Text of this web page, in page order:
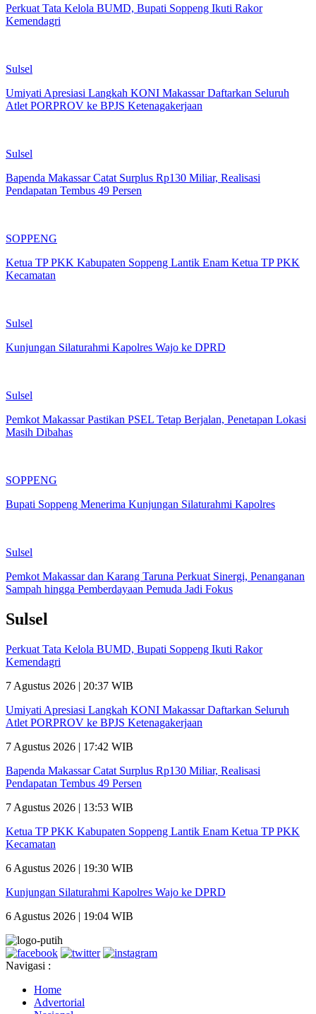
Perkuat Tata Kelola BUMD, Bupati Soppeng Ikuti Rakor
Kemendagri
Sulsel
Umiyati Apresiasi Langkah KONI Makassar Daftarkan Seluruh
Atlet PORPROV ke BPJS Ketenagakerjaan
Sulsel
Bapenda Makassar Catat Surplus Rp130 Miliar, Realisasi
Pendapatan Tembus 49 Persen
SOPPENG
Ketua TP PKK Kabupaten Soppeng Lantik Enam Ketua TP PKK
Kecamatan
Sulsel
Kunjungan Silaturahmi Kapolres Wajo ke DPRD
Sulsel
Pemkot Makassar Pastikan PSEL Tetap Berjalan, Penetapan Lokasi
Masih Dibahas
SOPPENG
Bupati Soppeng Menerima Kunjungan Silaturahmi Kapolres
Sulsel
Pemkot Makassar dan Karang Taruna Perkuat Sinergi, Penanganan
Sampah hingga Pemberdayaan Pemuda Jadi Fokus
Sulsel
Perkuat Tata Kelola BUMD, Bupati Soppeng Ikuti Rakor
Kemendagri
7 Agustus 2026 | 20:37 WIB
Umiyati Apresiasi Langkah KONI Makassar Daftarkan Seluruh
Atlet PORPROV ke BPJS Ketenagakerjaan
7 Agustus 2026 | 17:42 WIB
Bapenda Makassar Catat Surplus Rp130 Miliar, Realisasi
Pendapatan Tembus 49 Persen
7 Agustus 2026 | 13:53 WIB
Ketua TP PKK Kabupaten Soppeng Lantik Enam Ketua TP PKK
Kecamatan
6 Agustus 2026 | 19:30 WIB
Kunjungan Silaturahmi Kapolres Wajo ke DPRD
6 Agustus 2026 | 19:04 WIB
Navigasi :
Home
Advertorial